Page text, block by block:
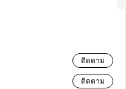
ติดตาม
ติดตาม